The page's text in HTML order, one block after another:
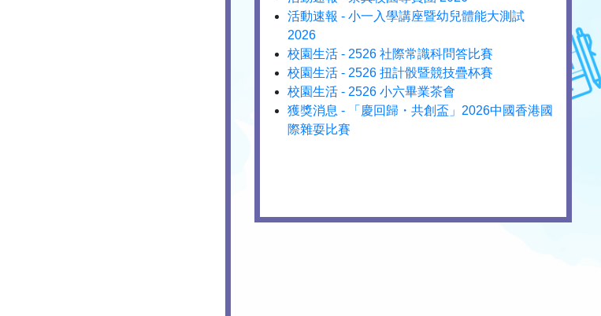
活動速報 - 小一入學講座暨幼兒體能大測試
2026
校園生活 - 2526 社際常識科問答比賽
校園生活 - 2526 扭計骰暨競技疊杯賽
校園生活 - 2526 小六畢業茶會
獲獎消息 - 「慶回歸・共創盃」2026中國香港國
際雜耍比賽